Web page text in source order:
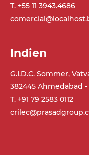
T. +55 11 3943.4686
Indien
G.I.D.C. Sommer,
382445 Ahmedabad
T. +91 79 2583 0112